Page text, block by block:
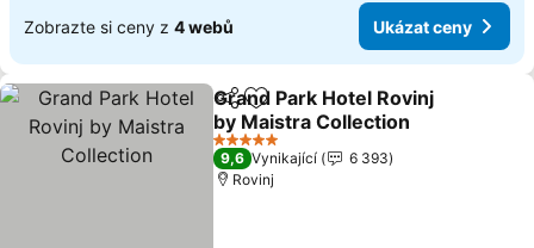
Zobrazte si ceny z 4 webů Ukázat ceny
SdíletPřidat na seznam oblíbených
Grand Park Hotel Rovinj
by Maistra Collection
5 Počet hvězdiček
9,6 Vynikající
6 393
Rovinj